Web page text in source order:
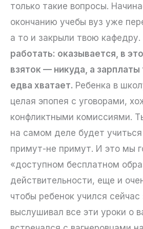
только такие вопросы.
окончанию учебы вуз уже
а то и закрыли твою кафедру.
работать: оказывается, в
взяток — никуда, а зарплаты
едва хватает. Ребенка в
целая эпопея с уговорами,
конфликтными комиссиями.
на самом деле будет
примут-не примут. И это мы
«доступном бесплатном
действительности, еще и
чтобы ребенок учился сейчас
выслушивал все эти уроки о